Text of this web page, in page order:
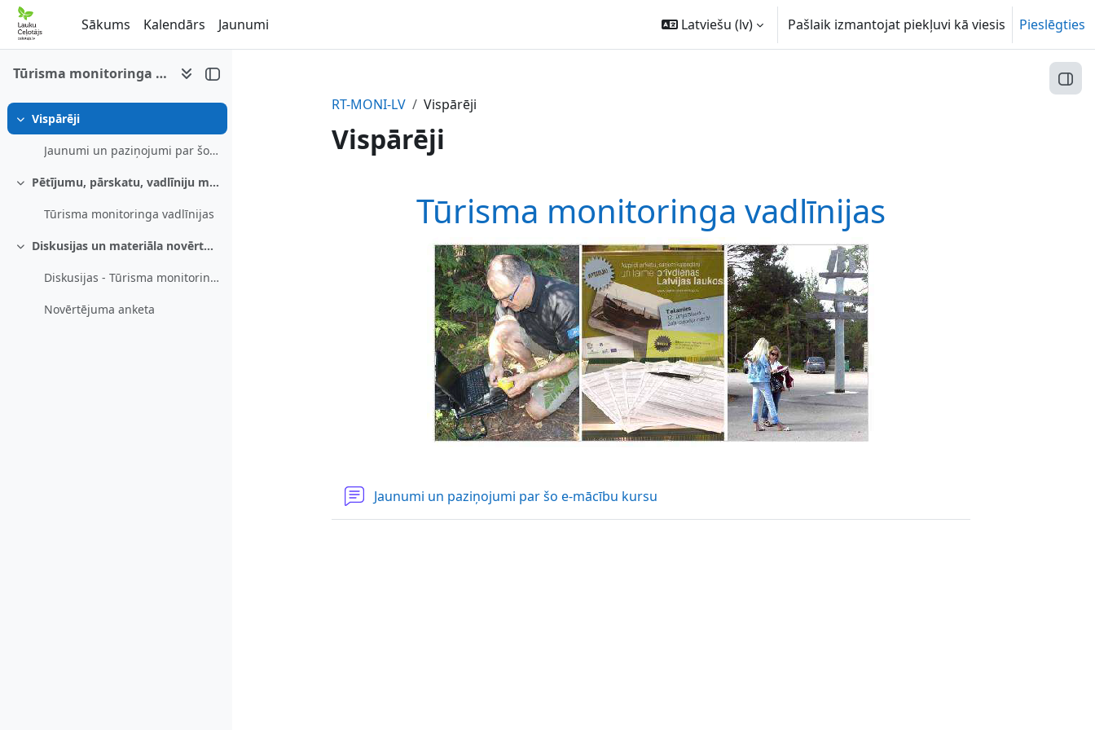
Atvērt galveno saturu
Sākums
Kalendārs Jaunumi Latviešu ‎(lv)‎ Pašlaik izmantojat piekļuvi kā viesis Pieslēgties
Tūrisma monitoringa vadlīnijas
Savērst
Vispārēji
Jaunumi un paziņojumi par šo e-mācību kursu
Savērst Pētījumu, pārskatu, vadlīniju materiāls
Tūrisma monitoringa vadlīnijas
Savērst Diskusijas un materiāla novērtējums
Diskusijas - Tūrisma monitoringa vadlīnijas
Novērtējuma anketa
RT-MONI-LV
Vispārēji
Vispārēji
Section outline
Tūrisma monitoringa vadlīnijas
Jaunumi un paziņojumi par šo e-mācību kursu